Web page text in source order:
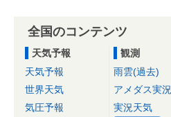
全国のコンテンツ
天気予報
天気予報
世界天気
気圧予報
観測
雨雲(過去)
アメダス実況
実況天気